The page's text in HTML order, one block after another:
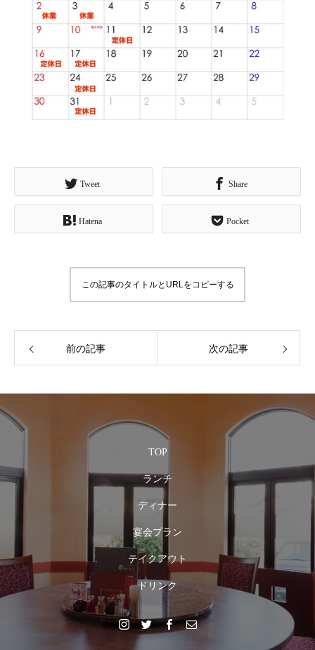
Tweet Share
Hatena Pocket
この記事のタイトルとURLをコピーする
前の記事 次の記事
TOP
ランチ
ディナー
宴会プラン
テイクアウト
ドリンク